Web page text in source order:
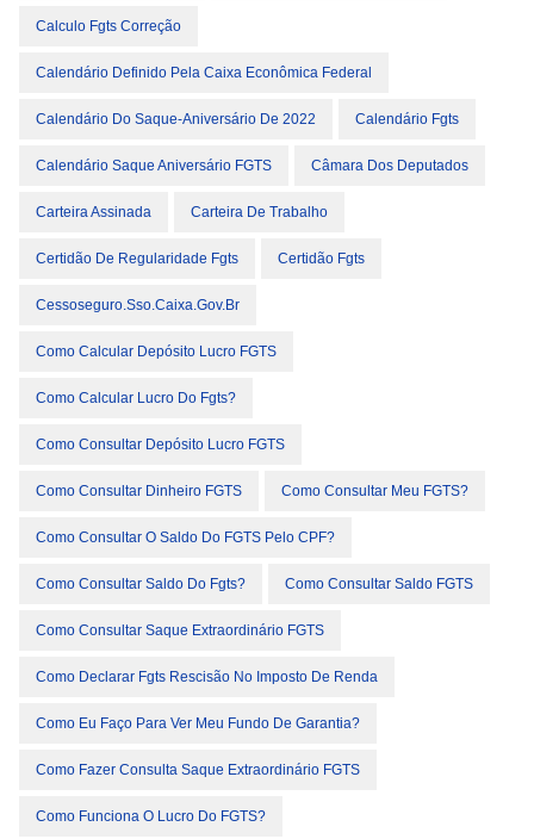
Calculo Fgts Correção
Calendário Definido Pela Caixa Econômica Federal
Calendário Do Saque-Aniversário De 2022 Calendário Fgts
Calendário Saque Aniversário FGTS Câmara Dos Deputados
Carteira Assinada Carteira De Trabalho
Certidão De Regularidade Fgts Certidão Fgts
Cessoseguro.sso.caixa.gov.br
Como Calcular Depósito Lucro FGTS
Como Calcular Lucro Do Fgts?
Como Consultar Depósito Lucro FGTS
Como Consultar Dinheiro FGTS Como Consultar Meu FGTS?
Como Consultar O Saldo Do FGTS Pelo CPF?
Como Consultar Saldo Do Fgts? Como Consultar Saldo FGTS
Como Consultar Saque Extraordinário FGTS
Como Declarar Fgts Rescisão No Imposto De Renda
Como Eu Faço Para Ver Meu Fundo De Garantia?
Como Fazer Consulta Saque Extraordinário FGTS
Como Funciona O Lucro Do FGTS?